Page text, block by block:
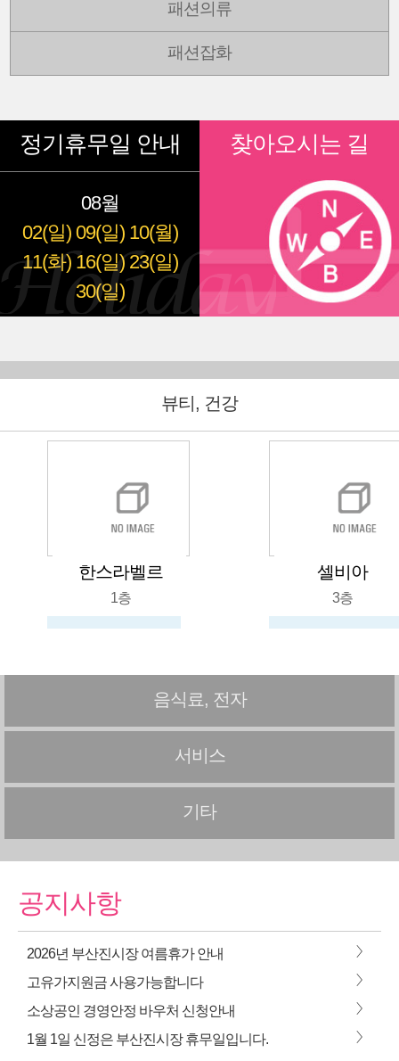
패션의류
패션잡화
정기휴무일 안내
08월
02(일) 09(일) 10(월)
11(화) 16(일) 23(일)
30(일)
찾아오시는 길
뷰티, 건강
한스라벨르
1층
셀비아
3층
음식료, 전자
서비스
기타
공지사항
2026년 부산진시장 여름휴가 안내 >
고유가지원금 사용가능합니다 >
소상공인 경영안정 바우처 신청안내 >
1월 1일 신정은 부산진시장 휴무일입니다. >